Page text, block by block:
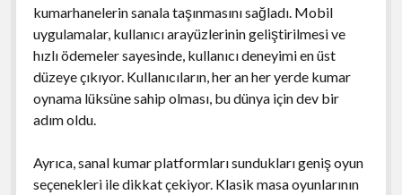
kumarhanelerin sanala taşınmasını sağladı. Mobil
uygulamalar, kullanıcı arayüzlerinin geliştirilmesi ve
hızlı ödemeler sayesinde, kullanıcı deneyimi en üst
düzeye çıkıyor. Kullanıcıların, her an her yerde kumar
oynama lüksüne sahip olması, bu dünya için dev bir
adım oldu.
Ayrıca, sanal kumar platformları sundukları geniş oyun
seçenekleri ile dikkat çekiyor. Klasik masa oyunlarının